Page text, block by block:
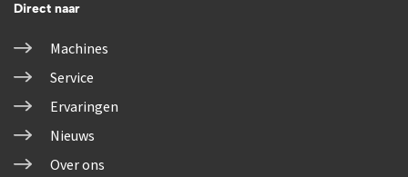
Direct naar
Machines
Service
Ervaringen
Nieuws
Over ons